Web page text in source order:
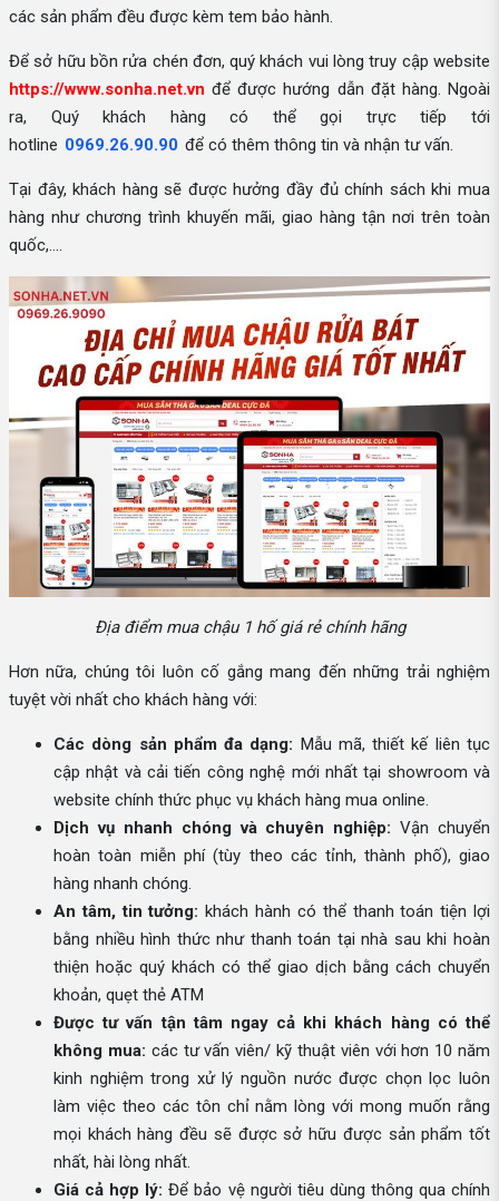
các sản phẩm đều được kèm tem bảo hành.
Để sở hữu bồn rửa chén đơn, quý khách vui lòng truy cập website
https://www.sonha.net.vn để được hướng dẫn đặt hàng. Ngoài
ra, Quý khách hàng có thể gọi trực tiếp tới
hotline 0969.26.90.90 để có thêm thông tin và nhận tư vấn.
Tại đây, khách hàng sẽ được hưởng đầy đủ chính sách khi mua
hàng như chương trình khuyến mãi, giao hàng tận nơi trên toàn
quốc,....
Địa điểm mua chậu 1 hố giá rẻ chính hãng
Hơn nữa, chúng tôi luôn cố gắng mang đến những trải nghiệm
tuyệt vời nhất cho khách hàng với:
Các dòng sản phẩm đa dạng: Mẫu mã, thiết kế liên tục
cập nhật và cải tiến công nghệ mới nhất tại showroom và
website chính thức phục vụ khách hàng mua online.
Dịch vụ nhanh chóng và chuyên nghiệp: Vận chuyển
hoàn toàn miễn phí (tùy theo các tỉnh, thành phố), giao
hàng nhanh chóng.
An tâm, tin tưởng: khách hành có thể thanh toán tiện lợi
bằng nhiều hình thức như thanh toán tại nhà sau khi hoàn
thiện hoặc quý khách có thể giao dịch bằng cách chuyển
khoản, quẹt thẻ ATM
Được tư vấn tận tâm ngay cả khi khách hàng có thể
không mua: các tư vấn viên/ kỹ thuật viên với hơn 10 năm
kinh nghiệm trong xử lý nguồn nước được chọn lọc luôn
làm việc theo các tôn chỉ nằm lòng với mong muốn rằng
mọi khách hàng đều sẽ được sở hữu được sản phẩm tốt
nhất, hài lòng nhất.
Giá cả hợp lý: Để bảo vệ người tiêu dùng thông qua chính